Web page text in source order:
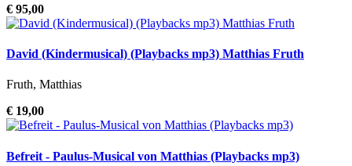
€ 95,00
David (Kindermusical) (Playbacks mp3) Matthias Fruth
Fruth, Matthias
€ 19,00
Befreit - Paulus-Musical von Matthias (Playbacks mp3)